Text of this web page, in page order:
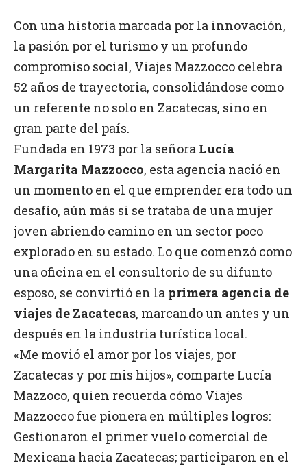
Con una historia marcada por la innovación,
la pasión por el turismo y un profundo
compromiso social, Viajes Mazzocco celebra
52 años de trayectoria, consolidándose como
un referente no solo en Zacatecas, sino en
gran parte del país.
Fundada en 1973 por la señora Lucía
Margarita Mazzocco, esta agencia nació en
un momento en el que emprender era todo un
desafío, aún más si se trataba de una mujer
joven abriendo camino en un sector poco
explorado en su estado. Lo que comenzó como
una oficina en el consultorio de su difunto
esposo, se convirtió en la primera agencia de
viajes de Zacatecas, marcando un antes y un
después en la industria turística local.
«Me movió el amor por los viajes, por
Zacatecas y por mis hijos», comparte Lucía
Mazzoco, quien recuerda cómo Viajes
Mazzocco fue pionera en múltiples logros:
Gestionaron el primer vuelo comercial de
Mexicana hacia Zacatecas; participaron en el